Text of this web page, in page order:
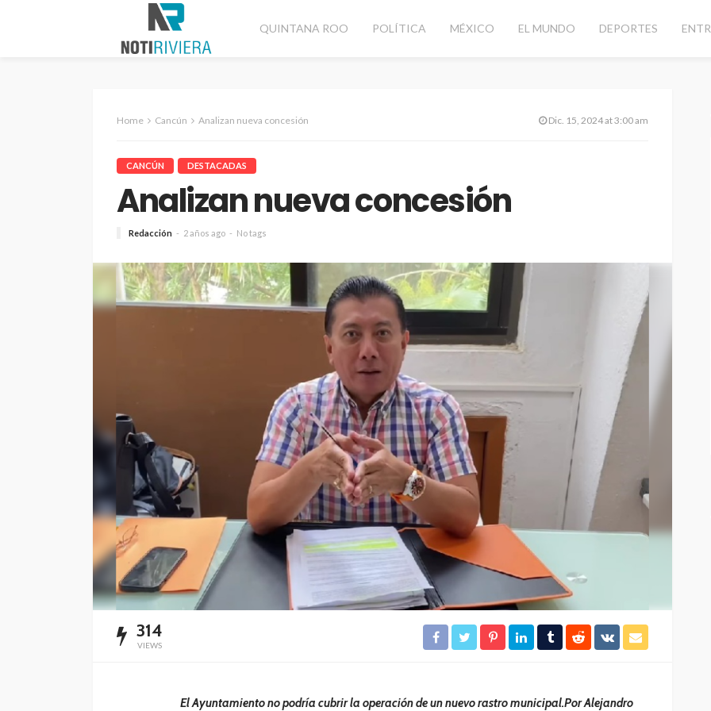
QUINTANA ROO POLÍTICA MÉXICO EL MUNDO DEPORTES
Home Cancún Analizan nueva concesión Dic. 15, 2024 at 3:00 am
CANCÚN DESTACADAS
Analizan nueva concesión
Redacción 2 años ago No tags
314
VIEWS
El Ayuntamiento no podría cubrir la operación de un nuevo rastro municipal.Por Alejandro
DESTACADAS
Refuerzan seguridad vial con
mantenimiento y
rehabilitación de calles en
17 horas ago 37
CANCÚN
El tráfico aéreo en México se
reconfigura en la primera
mitad de 2026
Redacción